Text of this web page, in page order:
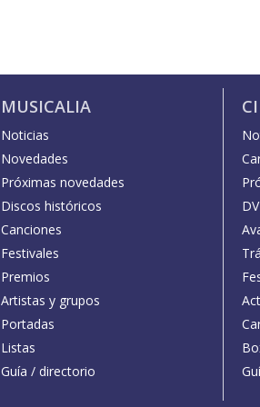
MUSICALIA
Noticias
Novedades
Próximas novedades
Discos históricos
Canciones
Festivales
Premios
Artistas y grupos
Portadas
Listas
Guía / directorio